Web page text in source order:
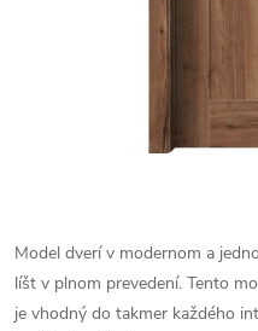
Model dverí v modernom a
líšt v plnom prevedení. Tento
je vhodný do takmer každého